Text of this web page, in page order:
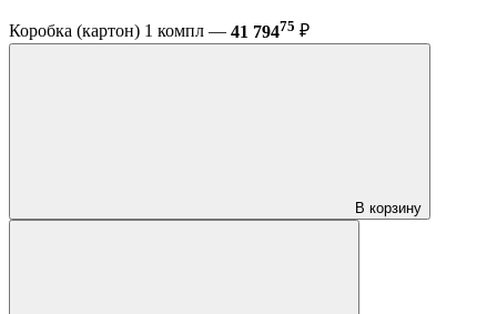
Коробка (картон) 1 компл — 41 79475 ₽
В корзину